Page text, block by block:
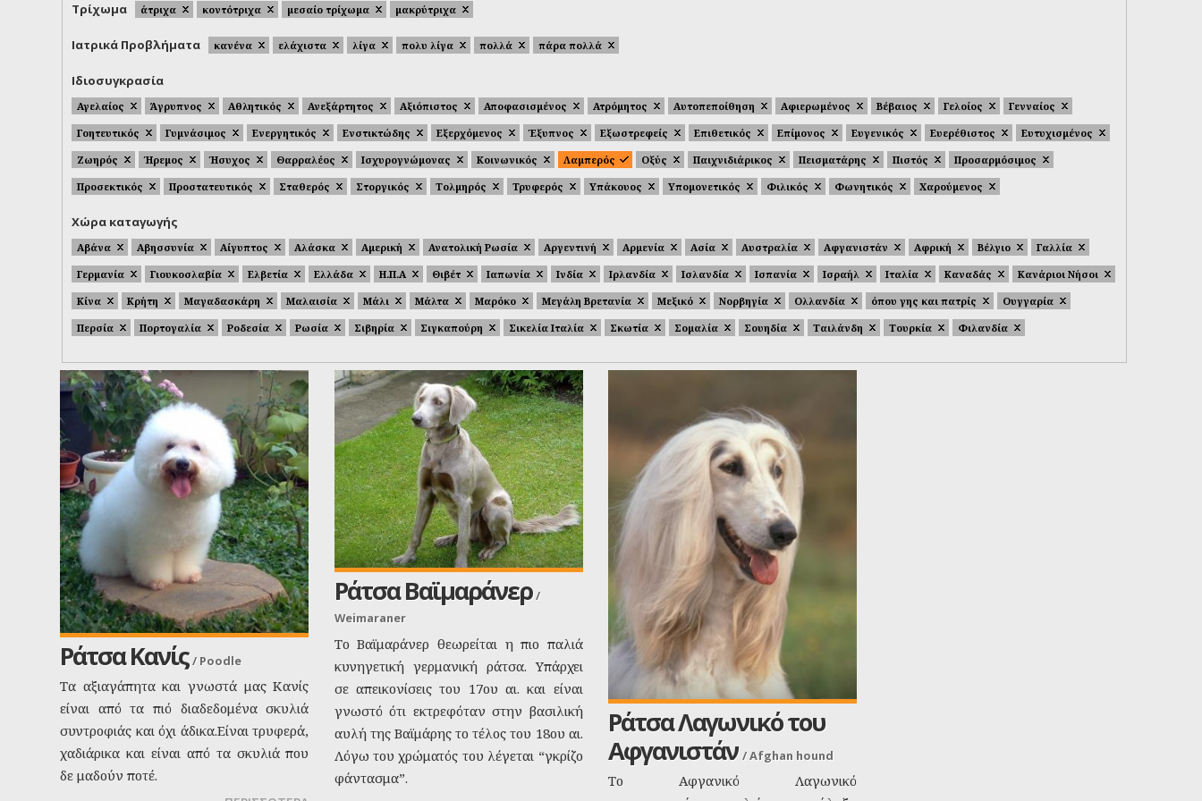
Τρίχωμα άτριχα κοντότριχα μεσαίο τρίχωμα μακρύτριχα
Ιατρικά Προβλήματα κανένα ελάχιστα λίγα πολυ λίγα πολλά πάρα πολλά
Ιδιοσυγκρασία
Αγελαίος Άγρυπνος Αθλητικός Ανεξάρτητος Αξιόπιστος Αποφασισμένος Ατρόμητος Αυτοπεποίθηση Αφιερωμένος Βέβαιος Γελοίος
Γενναίος
Γοητευτικός
Γυμνάσιμος Ενεργητικός Ενστικτώδης Εξερχόμενος Έξυπνος Εξωστρεφείς Επιθετικός Επίμονος Ευγενικός Ευερέθιστος
Ευτυχισμένος
Ζωηρός
Ήρεμος Ήσυχος Θαρραλέος Ισχυρογνώμονας Κοινωνικός Λαμπερός Οξύς Παιχνιδιάρικος Πεισματάρης Πιστός
Προσαρμόσιμος
Προσεκτικός
Προστατευτικός Σταθερός Στοργικός Τολμηρός Τρυφερός Υπάκουος Υπομονετικός Φιλικός Φωνητικός Χαρούμενος
Χώρα καταγωγής
Αβάνα Αβησσυνία Αίγυπτος Αλάσκα Αμερική Ανατολική Ρωσία Αργεντινή Αρμενία Ασία Αυστραλία Αφγανιστάν Αφρική Βέλγιο
Γαλλία
Γερμανία
Γιουκοσλαβία Ελβετία Ελλάδα Η.Π.Α Θιβέτ Ιαπωνία Ινδία Ιρλανδία Ισλανδία Ισπανία Ισραήλ Ιταλία Καναδάς
Κανάριοι Νήσοι
Κίνα
Κρήτη Μαγαδασκάρη Μαλαισία Μάλι Μάλτα Μαρόκο Μεγάλη Βρετανία Μεξικό Νορβηγία Ολλανδία όπου γης και πατρίς
Ουγγαρία
Περσία
Πορτογαλία Ροδεσία Ρωσία Σιβηρία Σιγκαπούρη Σικελία Ιταλία Σκωτία Σομαλία Σουηδία Ταιλάνδη Τουρκία Φιλανδία
Ράτσα Κανίς /Poodle
Τα αξιαγάπητα και γνωστά μας Κανίς
είναι από τα πιό διαδεδομένα σκυλιά
συντροφιάς και όχι άδικα.Είναι τρυφερά,
χαδιάρικα και είναι από τα σκυλιά που
δε μαδούν ποτέ.
Ράτσα Βαϊμαράνερ /
Weimaraner
Το Βαϊμαράνερ θεωρείται η πιο παλιά
κυνηγετική γερμανική ράτσα. Υπάρχει
σε απεικονίσεις του 17ου αι. και είναι
γνωστό ότι εκτρεφόταν στην βασιλική
αυλή της Βαϊμάρης το τέλος του 18ου αι.
Λόγω του χρώματός του λέγεται “γκρίζο
φάντασμα”.
Ράτσα Λαγωνικό του
Αφγανιστάν/Afghan hound
Το Αφγανικό Λαγωνικό